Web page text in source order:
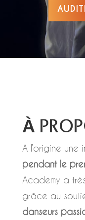
À
A l’origine
pendant le
Academy a
grâce au
danseurs